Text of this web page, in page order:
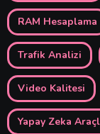
RAM Hesaplama
Trafik Analizi
Video Kalitesi
Yapay Zeka